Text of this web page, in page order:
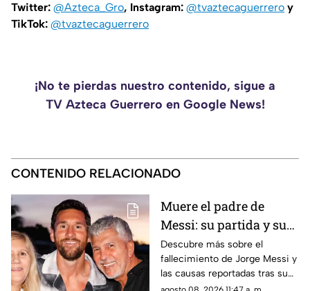
Twitter: @Azteca_Gro, Instagram: @tvaztecaguerrero y
TikTok: @tvaztecaguerrero
¡No te pierdas nuestro contenido, sigue a
TV Azteca Guerrero en Google News!
CONTENIDO RELACIONADO
Muere el padre de
Messi: su partida y su
legado en el astro
argentino
Descubre más sobre el
fallecimiento de Jorge Messi y
las causas reportadas tras su
permanencia en un sanatorio